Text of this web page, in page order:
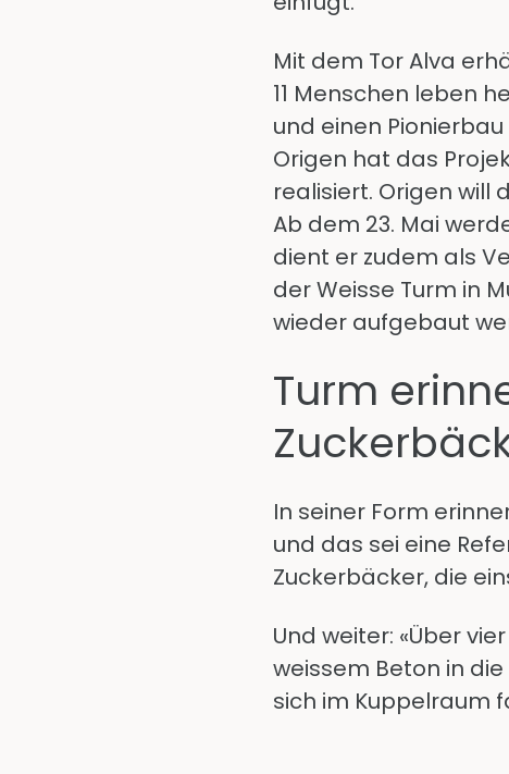
Mit dem Tor Alva
11 Menschen leben
und einen
Origen hat das
realisiert. Origen will
Ab dem 23. Mai
dient er zudem als
der Weisse Turm in
wieder aufgebaut
Turm
In seiner Form
und das sei eine
Zuckerbäcker, die
Und weiter: «Über
weissem Beton in
sich im Kuppelraum